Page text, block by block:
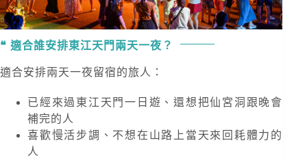
適合誰安排東江天門兩天一夜？
適合安排兩天一夜留宿的旅人：
已經來過東江天門一日遊、還想把仙宮洞跟晚會
補完的人
喜歡慢活步調、不想在山路上當天來回耗體力的
人